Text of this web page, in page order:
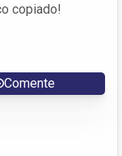
copiado!
Comente